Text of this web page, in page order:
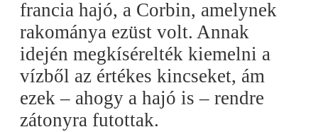
francia hajó, a Corbin, amelynek
rakománya ezüst volt. Annak
idején megkísérelték kiemelni a
vízből az értékes kincseket, ám
ezek – ahogy a hajó is – rendre
zátonyra futottak.